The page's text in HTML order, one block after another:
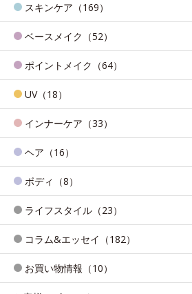
スキンケア（169）
ベースメイク（52）
ポイントメイク（64）
UV（18）
インナーケア（33）
ヘア（16）
ボディ（8）
ライフスタイル（23）
コラム&エッセイ（182）
お買い物情報（10）